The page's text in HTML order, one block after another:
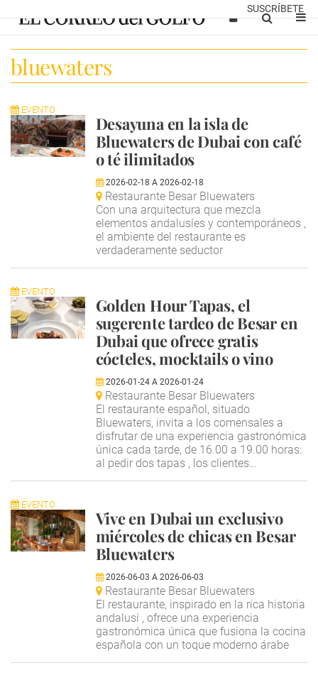
SUSCRÍBETE
bluewaters
EVENTO
Desayuna en la isla de
Bluewaters de Dubai con café
o té ilimitados
2026-02-18 A 2026-02-18
Restaurante Besar Bluewaters
Con una arquitectura que mezcla
elementos andalusíes y contemporáneos ,
el ambiente del restaurante es
verdaderamente seductor
EVENTO
Golden Hour Tapas, el
sugerente tardeo de Besar en
Dubai que ofrece gratis
cócteles, mocktails o vino
2026-01-24A 2026-01-24
Restaurante Besar Bluewaters
El restaurante español, situado
Bluewaters, invita a los comensales a
disfrutar de una experiencia gastronómica
única cada tarde, de 16.00 a 19.00 horas:
al pedir dos tapas , los clientes…
EVENTO
Vive en Dubai un exclusivo
miércoles de chicas en Besar
Bluewaters
2026-06-03 A 2026-06-03
Restaurante Besar Bluewaters
El restaurante, inspirado en la rica historia
andalusí , ofrece una experiencia
gastronómica única que fusiona la cocina
española con un toque moderno árabe